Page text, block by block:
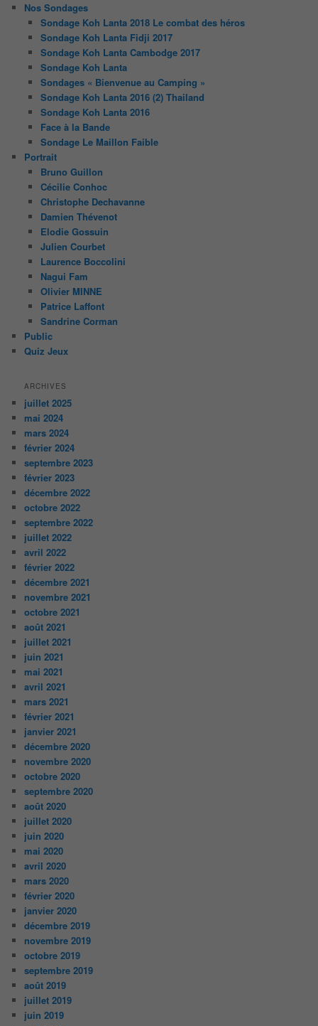
Nos Sondages
Sondage Koh Lanta 2018 Le combat des héros
Sondage Koh Lanta Fidji 2017
Sondage Koh Lanta Cambodge 2017
Sondage Koh Lanta
Sondages « Bienvenue au Camping »
Sondage Koh Lanta 2016 (2) Thailand
Sondage Koh Lanta 2016
Face à la Bande
Sondage Le Maillon Faible
Portrait
Bruno Guillon
Cécilie Conhoc
Christophe Dechavanne
Damien Thévenot
Elodie Gossuin
Julien Courbet
Laurence Boccolini
Nagui Fam
Olivier MINNE
Patrice Laffont
Sandrine Corman
Public
Quiz Jeux
ARCHIVES
juillet 2025
mai 2024
mars 2024
février 2024
septembre 2023
février 2023
décembre 2022
octobre 2022
septembre 2022
juillet 2022
avril 2022
février 2022
décembre 2021
novembre 2021
octobre 2021
août 2021
juillet 2021
juin 2021
mai 2021
avril 2021
mars 2021
février 2021
janvier 2021
décembre 2020
novembre 2020
octobre 2020
septembre 2020
août 2020
juillet 2020
juin 2020
mai 2020
avril 2020
mars 2020
février 2020
janvier 2020
décembre 2019
novembre 2019
octobre 2019
septembre 2019
août 2019
juillet 2019
juin 2019